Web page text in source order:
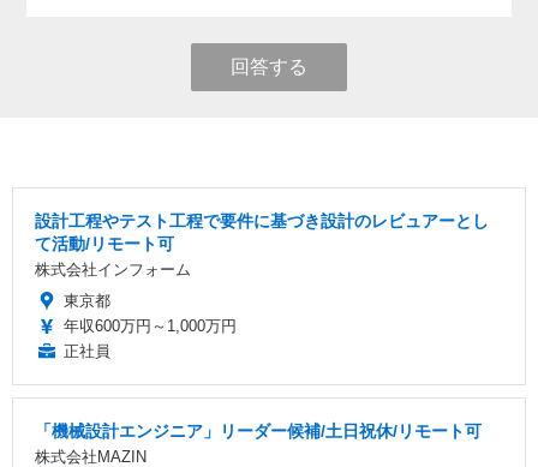
回答する
設計工程やテスト工程で要件に基づき設計のレビュアーとし
て活動/リモート可
株式会社インフォーム
東京都
年収600万円～1,000万円
正社員
「機械設計エンジニア」リーダー候補/土日祝休/リモート可
株式会社MAZIN